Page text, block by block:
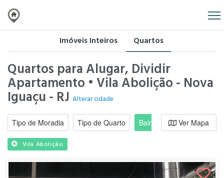
Imóveis Inteiros Quartos
Quartos para Alugar, Dividir
Apartamento • Vila Abolição - Nova
Iguaçu - RJ Alterar cidade
Tipo de Moradia Tipo de Quarto Bairro / RegiãoVer Mapa
Vila Abolição